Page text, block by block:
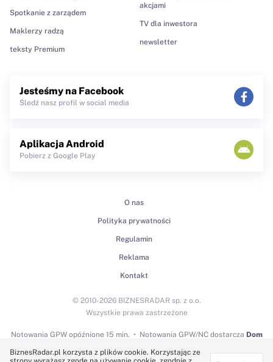
Spotkanie z zarządem
Maklerzy radzą
teksty Premium
akcjami
TV dla inwestora
newsletter
Jesteśmy na Facebook
Śledź nasz profil w social media
Aplikacja Android
Pobierz z Google Play
O nas
Polityka prywatności
Regulamin
Reklama
Kontakt
Notowania GPWopóźnione 15 min. Notowania GPW/NC dostarcza Dom
© 2010-2026 BIZNESRADAR sp. z o.o.
Wszystkie prawa zastrzeżone
BiznesRadar.pl korzysta z plików cookie. Korzystając ze